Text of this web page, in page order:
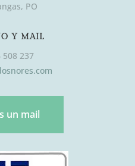
PO
Y MAIL
508 237
un mail